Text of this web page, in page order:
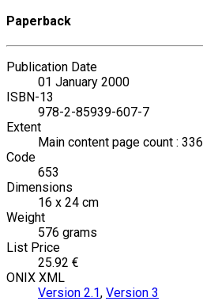
Paperback
Publication Date
01 January 2000
ISBN-13
978-2-85939-607-7
Extent
Main content page count : 336
Code
653
Dimensions
16 x 24 cm
Weight
576 grams
List Price
25.92 €
ONIX XML
Version 2.1, Version 3